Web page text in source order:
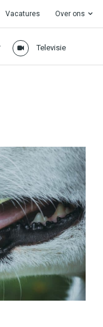
Vacatures Over ons
Televisie